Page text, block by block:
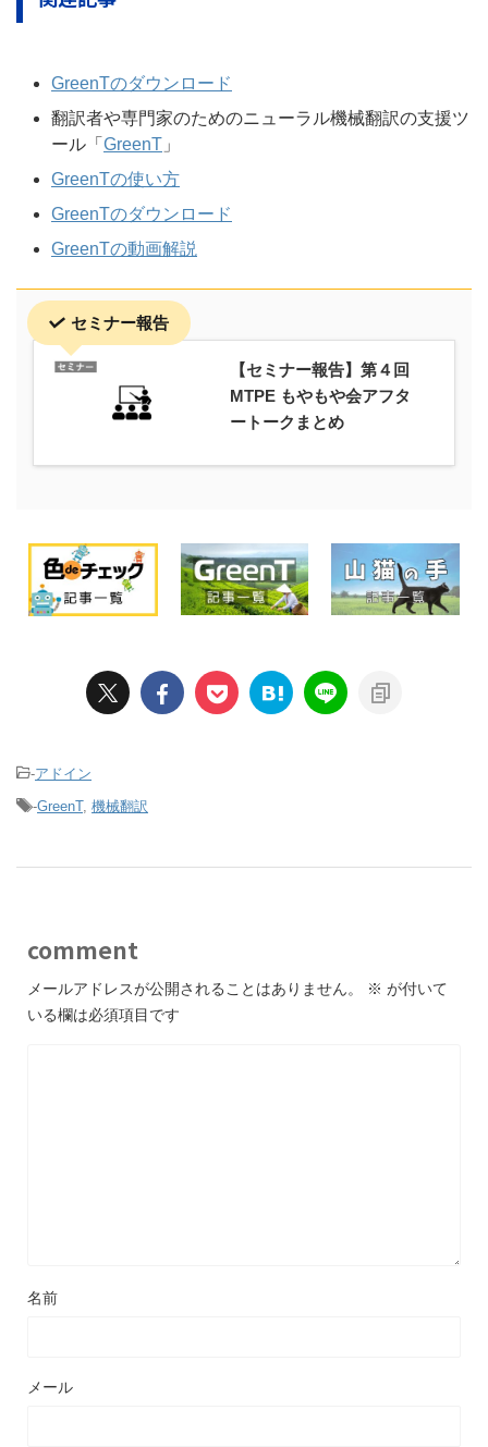
GreenTのダウンロード
翻訳者や専門家のためのニューラル機械翻訳の支援ツ
ール「 GreenT 」
GreenTの使い方
GreenTのダウンロード
GreenTの動画解説
セミナー報告
【セミナー報告】第４回
MTPE もやもや会アフタ
ートークまとめ
-アドイン
-GreenT, 機械翻訳
comment
メールアドレスが公開されることはありません。 ※ が付いて
いる欄は必須項目です
名前
メール